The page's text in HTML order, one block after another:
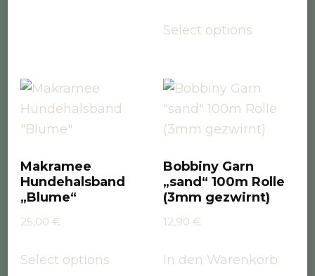
Select options
Makramee
Hundehalsband
„Blume“
25,00 €
Select options
Bobbiny Garn
„sand“ 100m Rolle
(3mm gezwirnt)
12,90 €
In den Warenkorb